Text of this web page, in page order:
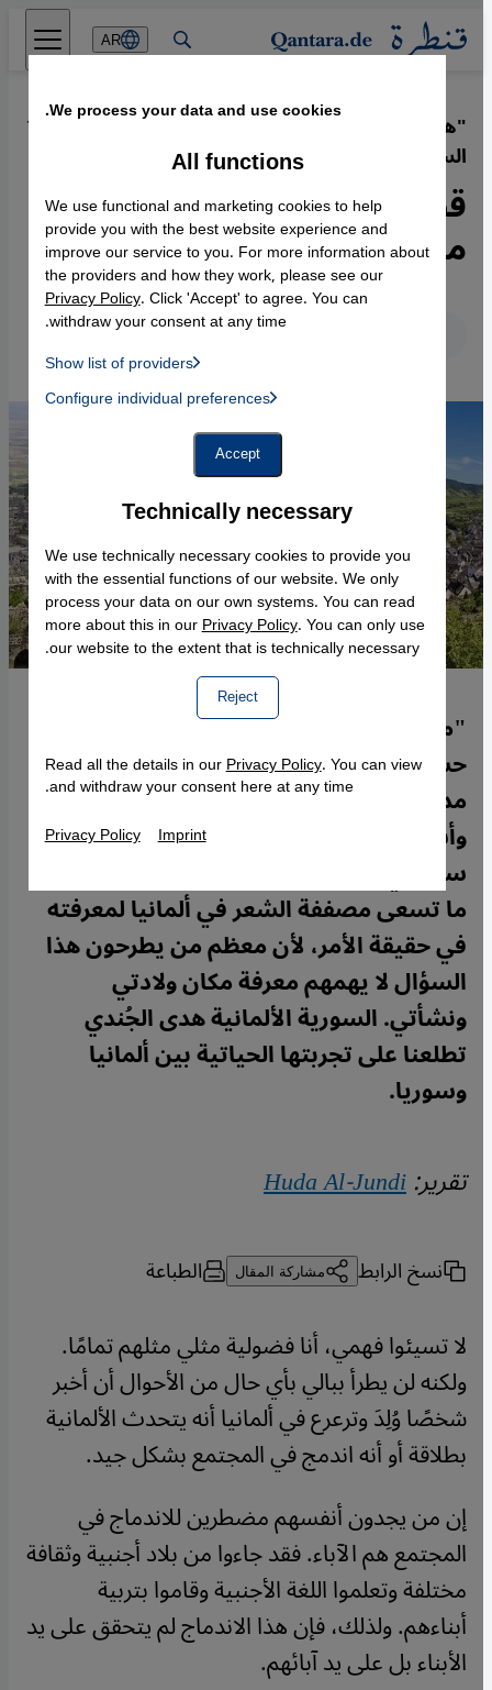
Direkt zum Inhalt springen
AR
"هويتي هي هوية الحجاب الألمانية
السورية" - بين ألمانيا وسوريا
·
15.11.2018
قصة فتاة سورية ألمانية مع
مصففة شعر في ألمانيا
English عربي
"من أين أتيتِ إذَن؟" (بمعنى من أين أنتِ؟)
حسنًا، ماذا عساي أن أقول؟ هل أقول لها من
مدينة "ڤورمس" الألمانية -مسقط رأسي-
وأستمتع بعدها بنظرات عدم الرضا التي
ستعتلي وجهها؟ أم أقول لها من سوريا، وهو
ما تسعى مصففة الشعر في ألمانيا لمعرفته
في حقيقة الأمر، لأن معظم من يطرحون هذا
السؤال لا يهمهم معرفة مكان ولادتي
ونشأتي. السورية الألمانية هدى الجُندي
تطلعنا على تجربتها الحياتية بين ألمانيا
وسوريا.
تقرير:Huda Al-Jundi
نسخ الرابط مشاركة المقال الطباعة
لا تسيئوا فهمي، أنا فضولية مثلي مثلهم تمامًا.
ولكنه لن يطرأ ببالي بأي حال من الأحوال أن أخبر
شخصًا وُلِدَ وترعرع في ألمانيا أنه يتحدث الألمانية
بطلاقة أو أنه اندمج في المجتمع بشكل جيد.
إن من يجدون أنفسهم مضطرين للاندماج في
المجتمع هم الآباء. فقد جاءوا من بلاد أجنبية وثقافة
مختلفة وتعلموا اللغة الأجنبية وقاموا بتربية
أبناءهم. ولذلك، فإن هذا الاندماج لم يتحقق على يد
الأبناء بل على يد آبائهم.
We process your data and use cookies.
Technically necessary
We use technically necessary cookies to provide you
with the essential functions of our website. We only
process your data on our own systems. You can read
more about this in ourPrivacy Policy. You can only use
our website to the extent that is technically necessary.
Reject
All functions
We use functional and marketing cookies to help
provide you with the best website experience and
improve our service to you. For more information about
the providers and how they work, please see our
Privacy Policy. Click 'Accept' to agree. You can
withdraw your consent at any time.
Show list of providers
Instagram Embed, Twitter Embed, Youtube Embed
Facebook Embed / Facebook Connect
Google Maps Embed
Configure individual preferences
Accept
Read all the details in ourPrivacy Policy. You can view
and withdraw your consent here at any time.
Privacy Policy Imprint